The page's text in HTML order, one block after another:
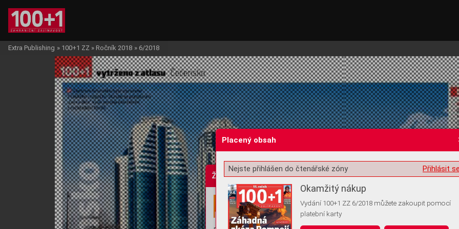
Žádost o souhlas s ukládáním volitelných informací
Extra Publishing » 100+1 ZZ » Ročník 2018 » 6/2018
Placený obsah
Přihlásit
Nejste přihlášen do čtenářské zóny
Okamžitý nákup
Vydání 100+1 ZZ 6/2018 můžete zakoupit pomocí
platební karty